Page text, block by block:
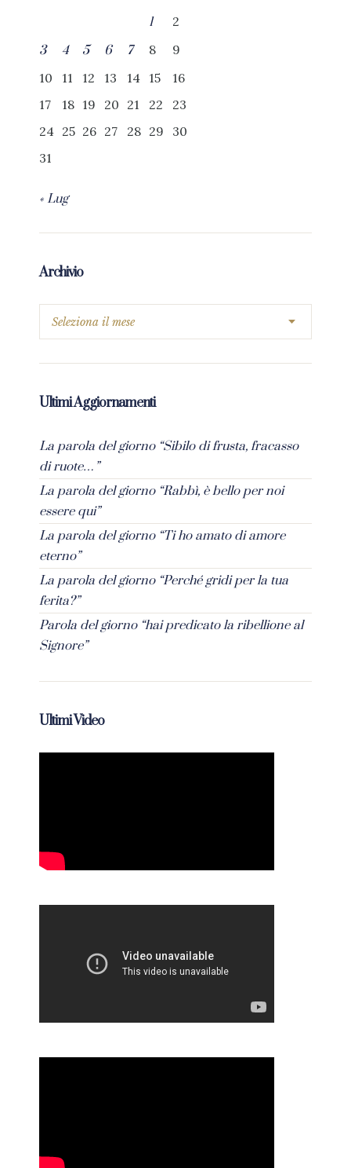
1
2
3
4 5 6 7 8
9
10
11 12 13 14 15
16
17
18 19 20 21 22
23
24 25 26 27 28 29
30
31
« Lug
Archivio
Ultimi Aggiornamenti
La parola del giorno “Sibilo di frusta, fracasso
di ruote…”
La parola del giorno “Rabbì, è bello per noi
essere qui”
La parola del giorno “Ti ho amato di amore
eterno”
La parola del giorno “Perché gridi per la tua
ferita?”
Parola del giorno “hai predicato la ribellione al
Signore”
Ultimi Video